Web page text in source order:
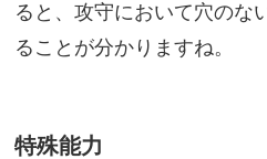
ると、攻守において穴のな
ることが分かりますね。
特殊能力